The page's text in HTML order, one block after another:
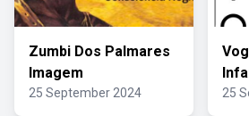
Zumbi Dos Palmares
Imagem
25 September 2024 25